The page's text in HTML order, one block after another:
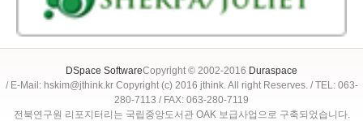
DSpace SoftwareCopyright © 2002-2016 Duraspace
/ E-Mail: hskim@jthink.kr Copyright (c) 2016 jthink. All right Reserves. / TEL: 063-
280-7113 / FAX: 063-280-7119
전북연구원 리포지터리는 국립중앙도서관 OAK 보급사업으로 구축되었습니다.